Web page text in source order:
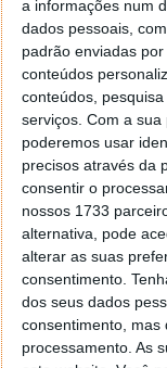
a informações num
dados pessoais,
padrão enviadas
conteúdos
conteúdos,
serviços. Com a sua
poderemos usar
precisos através da
consentir o
nossos 1733
alternativa, pode
alterar as suas
consentimento.
dos seus dados
consentimento, mas
processamento. As
Ao longo de sua
de estúdio, um
compilação,
InWikipedia
Siga o